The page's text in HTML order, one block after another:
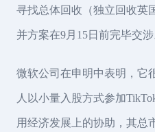
寻找总体回收（独立回收英
并方案在9月15日前完毕交涉
微软公司在申明中表明，它
人以小量入股方式参加
用经济发展上的协助，其总